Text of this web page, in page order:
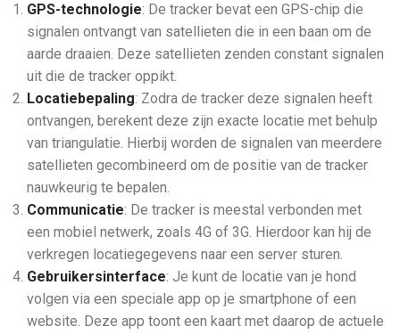
GPS-technologie: De tracker bevat een GPS-chip die
signalen ontvangt van satellieten die in een baan om de
aarde draaien. Deze satellieten zenden constant signalen
uit die de tracker oppikt.
Locatiebepaling: Zodra de tracker deze signalen heeft
ontvangen, berekent deze zijn exacte locatie met behulp
van triangulatie. Hierbij worden de signalen van meerdere
satellieten gecombineerd om de positie van de tracker
nauwkeurig te bepalen.
Communicatie: De tracker is meestal verbonden met
een mobiel netwerk, zoals 4G of 3G. Hierdoor kan hij de
verkregen locatiegegevens naar een server sturen.
Gebruikersinterface: Je kunt de locatie van je hond
volgen via een speciale app op je smartphone of een
website. Deze app toont een kaart met daarop de actuele